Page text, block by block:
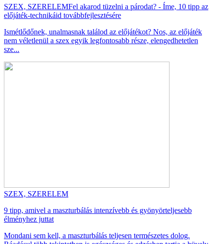
SZEX, SZERELEMFel akarod tüzelni a párodat? - Íme, 10 tipp az
előjáték-technikáid továbbfejlesztésére
Ismétlődőnek, unalmasnak találod az előjátékot? Nos, az előjáték
nem véletlenül a szex egyik legfontosabb része, elengedhetetlen
sze...
SZEX, SZERELEM
9 tipp, amivel a maszturbálás intenzívebb és gyönyörteljesebb
élményhez juttat
Mondani sem kell, a maszturbálás teljesen természetes dolog.